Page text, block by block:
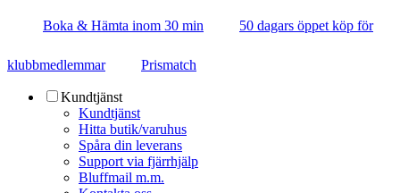
Boka & Hämta inom 30 min 50 dagars öppet köp för
klubbmedlemmar Prismatch
Kundtjänst
Kundtjänst
Hitta butik/varuhus
Spåra din leverans
Support via fjärrhjälp
Bluffmail m.m.